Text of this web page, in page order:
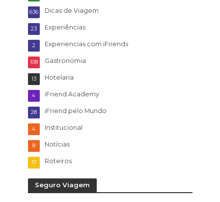
Dicas de Viagem
636
Experiências
23
Experiencias com iFriends
2
Gastronomia
108
Hotelaria
13
iFriend Academy
4
iFriend pelo Mundo
28
Institucional
4
Notícias
8
Roteiros
17
Seguro Viagem